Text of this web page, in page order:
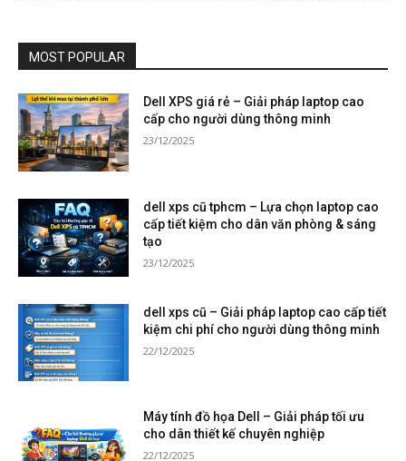
MOST POPULAR
Dell XPS giá rẻ – Giải pháp laptop cao
cấp cho người dùng thông minh
23/12/2025
dell xps cũ tphcm – Lựa chọn laptop cao
cấp tiết kiệm cho dân văn phòng & sáng
tạo
23/12/2025
dell xps cũ – Giải pháp laptop cao cấp tiết
kiệm chi phí cho người dùng thông minh
22/12/2025
Máy tính đồ họa Dell – Giải pháp tối ưu
cho dân thiết kế chuyên nghiệp
22/12/2025